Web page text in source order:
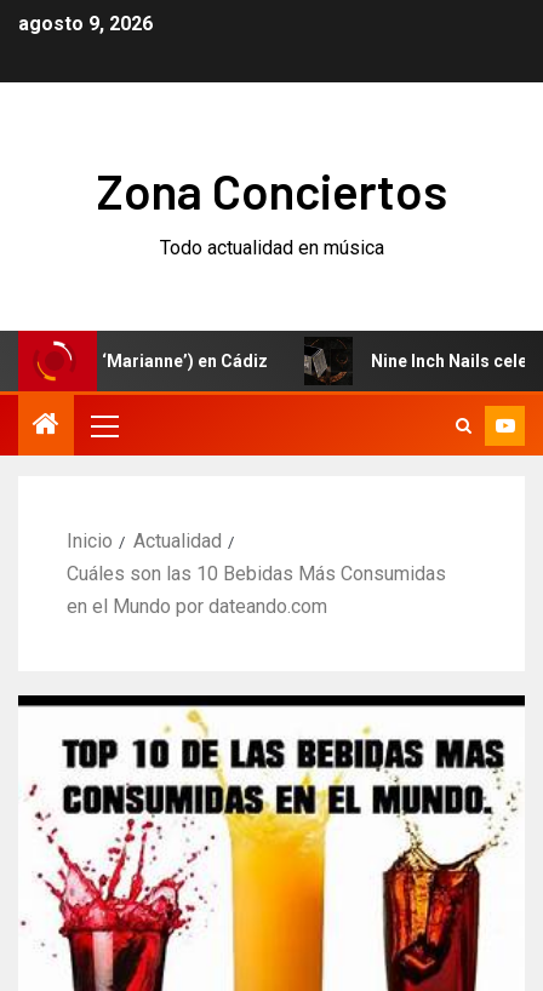
agosto 9, 2026
Zona Conciertos
Todo actualidad en música
(‘Marianne’) en Cádiz Nine Inch Nails celebran el
Inicio
Actualidad
Cuáles son las 10 Bebidas Más Consumidas
en el Mundo por dateando.com